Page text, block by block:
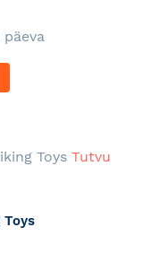
päeva
Toys Tutvu
Toys